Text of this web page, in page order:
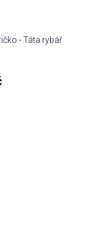
- Táta rybář